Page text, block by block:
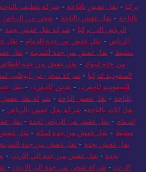
تركيا - نقل عفش بالباحة - شركة تنظيف بالباحة
بالباحة - نقل عفش بالباحة - شحن من الرياض
الرياض الى تركيا - شركة نقل عفش بجدة -
للرياض - نقل عفش من جدة للدمام - نقل
مشيط - نقل عفش من جدة للمدينة - نقل
من جدة لتبوك - نقل عفش من جدة
السعودية لتركيا - شركة شحن من ابوظبي
السعودية للمغرب - شحن للمغرب - نقل
بالباحة - نقل عفش الباحة - شركة نقل عفش
نقل اثاث بالباحة- شركة نقل عفش بالرياض -
للدمام - نقل عفش من الرياض لجدة - نقل
مشيط - نقل عفش من جدة لمكة - نقل عفش
نقل عفش بجدة - نقل عفش من جدة للمدينة
بجدة - نقل عفش من جدة الي الاردن -
الاردن - شركة شحن من جدة الى الاردن -